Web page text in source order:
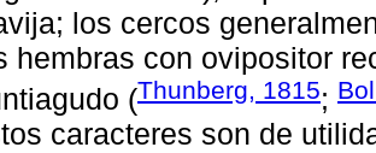
los cercos
hembras con ovipositor
(Thunberg, 1815;
caracteres son de